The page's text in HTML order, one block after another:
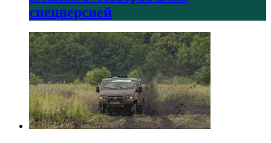
спецверсией